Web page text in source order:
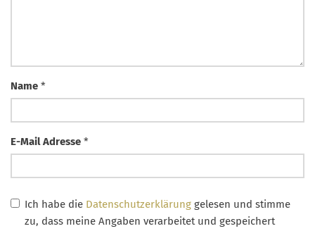
Name *
E-Mail Adresse *
Ich habe die Datenschutzerklärung gelesen und stimme
zu, dass meine Angaben verarbeitet und gespeichert